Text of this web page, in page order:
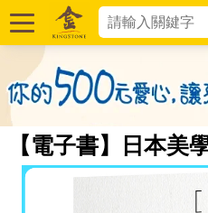
【電子書】日本美